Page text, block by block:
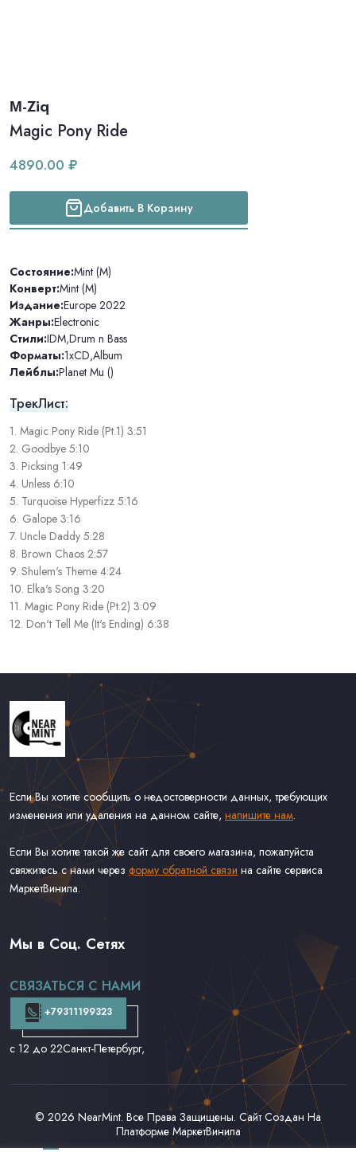
Μ-Ziq
Magic Pony Ride
4890.00 ₽
Добавить В Корзину
Состояние:Mint (M)
Конверт:Mint (M)
Издание:Europe 2022
Жанры:Electronic
Стили:IDM,Drum n Bass
Форматы:1xCD,Album
Лейблы:Planet Mu ()
ТрекЛист:
1. Magic Pony Ride (Pt.1) 3:51
2. Goodbye 5:10
3. Picksing 1:49
4. Unless 6:10
5. Turquoise Hyperfizz 5:16
6. Galope 3:16
7. Uncle Daddy 5:28
8. Brown Chaos 2:57
9. Shulem's Theme 4:24
10. Elka's Song 3:20
11. Magic Pony Ride (Pt.2) 3:09
12. Don't Tell Me (It's Ending) 6:38
Если Вы хотите сообщить о недостоверности данных, требующих
изменения или удаления на данном сайте, напишите нам.
Если Вы хотите такой же сайт для своего магазина, пожалуйста
свяжитесь с нами через форму обратной связи на сайте сервиса
МаркетВинила.
Виниловые Пластинки
Доставка и Оплата
Контакты
Мы в Соц. Сетях
СВЯЗАТЬСЯ С НАМИ
+79311199323
с 12 до 22Санкт-Петербург,
© 2026 NearMint. Все Права Защищены. Сайт Создан На
Платформе МаркетВинила